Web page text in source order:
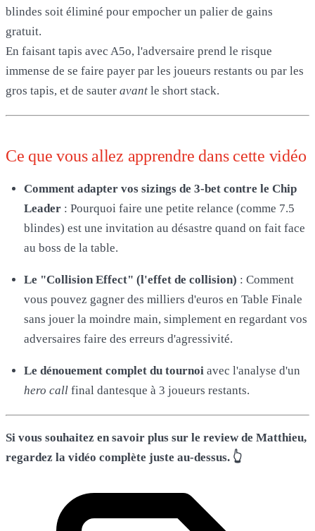
blindes soit éliminé pour empocher un palier de gains
gratuit.
En faisant tapis avec A5o, l'adversaire prend le risque
immense de se faire payer par les joueurs restants ou par les
gros tapis, et de sauter avant le short stack.
Ce que vous allez apprendre dans cette vidéo
Comment adapter vos sizings de 3-bet contre le Chip
Leader : Pourquoi faire une petite relance (comme 7.5
blindes) est une invitation au désastre quand on fait face
au boss de la table.
Le "Collision Effect" (l'effet de collision) : Comment
vous pouvez gagner des milliers d'euros en Table Finale
sans jouer la moindre main, simplement en regardant vos
adversaires faire des erreurs d'agressivité.
Le dénouement complet du tournoi avec l'analyse d'un
hero call final dantesque à 3 joueurs restants.
Si vous souhaitez en savoir plus sur le review de Matthieu,
regardez la vidéo complète juste au-dessus. 👆